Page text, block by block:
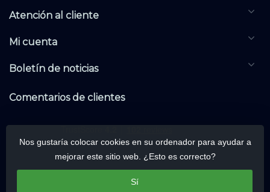
Atención al cliente
Mi cuenta
Boletín de noticias
Comentarios de clientes
Nos gustaría colocar cookies en su ordenador para ayudar a
mejorar este sitio web. ¿Esto es correcto?
Sí